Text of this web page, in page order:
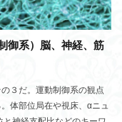
御系）脳、神経、筋
３だ。運動制御系の観点
体部位局在や視床、αニュ